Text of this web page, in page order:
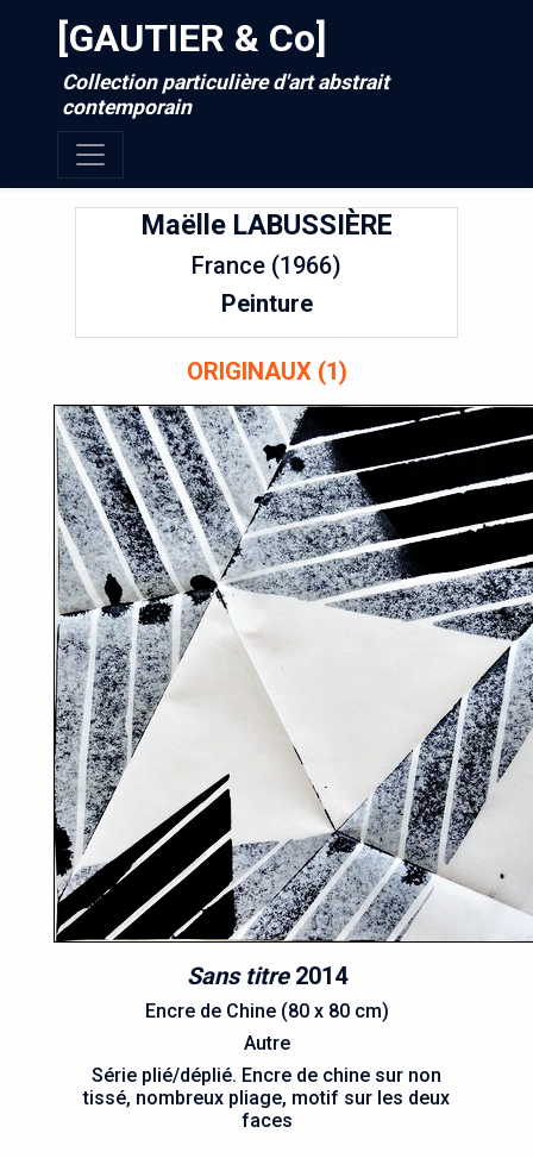
[GAUTIER & Co]
Collection particulière d'art abstrait
contemporain
Maëlle LABUSSIÈRE
France (1966)
Peinture
ORIGINAUX (1)
Sans titre2014
Encre de Chine (80 x 80 cm)
Autre
Série plié/déplié. Encre de chine sur non
tissé, nombreux pliage, motif sur les deux
faces